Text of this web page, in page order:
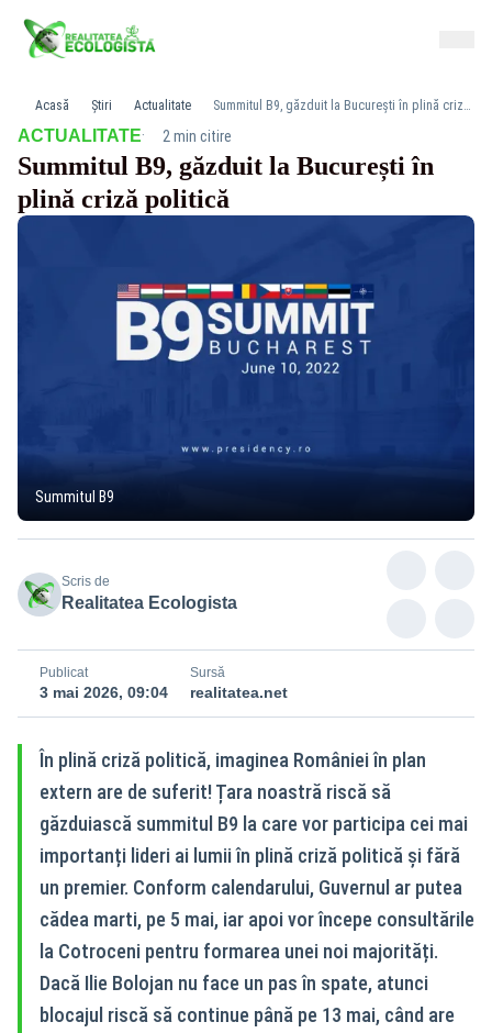
Acasă Știri Actualitate Summitul B9, găzduit la București în plină criză politică
ACTUALITATE· 2 min citire
Summitul B9, găzduit la București în
plină criză politică
Summitul B9
Scris de
Realitatea Ecologista
Publicat
3 mai 2026, 09:04
Sursă
realitatea.net
În plină criză politică, imaginea României în plan
extern are de suferit! Țara noastră riscă să
găzduiască summitul B9 la care vor participa cei mai
importanți lideri ai lumii în plină criză politică și fără
un premier. Conform calendarului, Guvernul ar putea
cădea marti, pe 5 mai, iar apoi vor începe consultările
la Cotroceni pentru formarea unei noi majorități.
Dacă Ilie Bolojan nu face un pas în spate, atunci
blocajul riscă să continue până pe 13 mai, când are